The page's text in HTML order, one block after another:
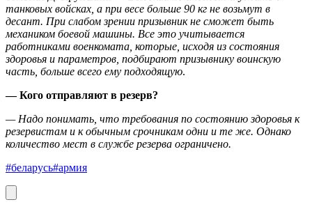
танковых войсках, а при весе больше 90 кг не возьмут в
десант. При слабом зрении призывник не сможет быть
механиком боевой машины. Все это учитывается
работниками военкомата, которые, исходя из состояния
здоровья и параметров, подбирают призывнику воинскую
часть, больше всего ему подходящую.
— Кого отправляют в резерв?
— Надо понимать, что требования по состоянию здоровья к
резервистам и к обычным срочникам одни и те же. Однако
количество мест в службе резерва ограничено.
#беларусь#армия